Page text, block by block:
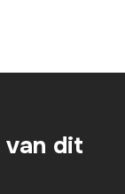
dit